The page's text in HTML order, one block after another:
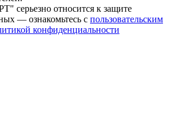
относится к защите
— ознакомьтесь с пользовательским
конфиденциальности